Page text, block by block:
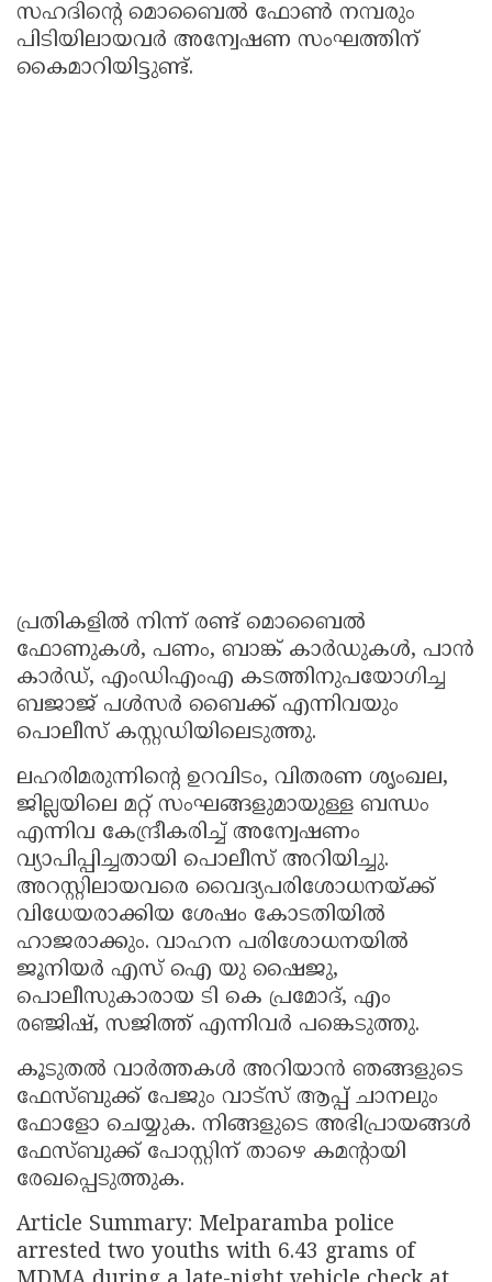
സഹദിൻ്റെ മൊബൈല്‍ ഫോൺ നമ്പരും
പിടിയിലായവര്‍ അന്വേഷണ സംഘത്തിന്
കൈമാറിയിട്ടുണ്ട്.
പ്രതികളില്‍ നിന്ന് രണ്ട് മൊബൈൽ
ഫോണുകൾ, പണം, ബാങ്ക് കാർഡുകൾ, പാൻ
കാർഡ്, എംഡിഎംഎ കടത്തിനുപയോഗിച്ച
ബജാജ് പൾസർ ബൈക്ക് എന്നിവയും
പൊലീസ് കസ്റ്റഡിയിലെടുത്തു.
ലഹരിമരുന്നിൻ്റെ ഉറവിടം, വിതരണ ശൃംഖല,
ജില്ലയിലെ മറ്റ് സംഘങ്ങളുമായുള്ള ബന്ധം
എന്നിവ കേന്ദ്രീകരിച്ച് അന്വേഷണം
വ്യാപിപ്പിച്ചതായി പൊലീസ് അറിയിച്ചു.
അറസ്റ്റിലായവരെ വൈദ്യപരിശോധനയ്ക്ക്
വിധേയരാക്കിയ ശേഷം കോടതിയിൽ
ഹാജരാക്കും. വാഹന പരിശോധനയിൽ
ജൂനിയർ എസ് ഐ യു ഷൈജു,
പൊലീസുകാരായ ടി കെ പ്രമോദ്, എം
രഞ്ജിഷ്, സജിത്ത് എന്നിവർ പങ്കെടുത്തു.
കൂടുതല്‍ വാർത്തകള്‍ അറിയാന്‍ ഞങ്ങളുടെ
ഫേസ്ബുക്ക് പേജും വാട്സ് ആപ്പ് ചാനലും
ഫോളോ ചെയ്യുക. നിങ്ങളുടെ അഭിപ്രായങ്ങൾ
ഫേസ്ബുക്ക് പോസ്റ്റിന് താഴെ കമൻ്റായി
രേഖപ്പെടുത്തുക.
Article Summary: Melparamba police
arrested two youths with 6.43 grams of